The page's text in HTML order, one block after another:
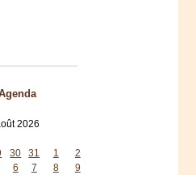
2026
30 31 1
2
6 7 8
9